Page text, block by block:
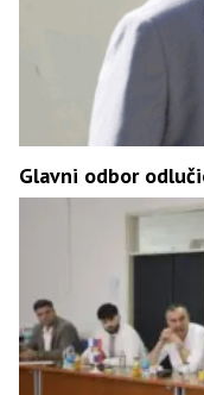
Glavni odbor